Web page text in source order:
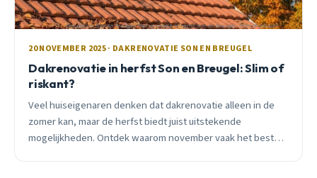
20 NOVEMBER 2025 · DAKRENOVATIE SON EN BREUGEL
Dakrenovatie in herfst Son en Breugel: Slim of
riskant?
Veel huiseigenaren denken dat dakrenovatie alleen in de
zomer kan, maar de herfst biedt juist uitstekende
mogelijkheden. Ontdek waarom november vaak het beste